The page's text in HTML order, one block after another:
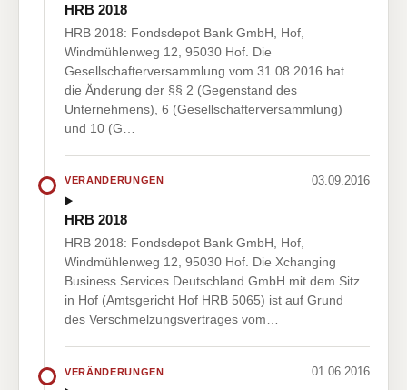
HRB 2018
HRB 2018: Fondsdepot Bank GmbH, Hof,
Windmühlenweg 12, 95030 Hof. Die
Gesellschafterversammlung vom 31.08.2016 hat
die Änderung der §§ 2 (Gegenstand des
Unternehmens), 6 (Gesellschafterversammlung)
und 10 (G…
VERÄNDERUNGEN 03.09.2016
HRB 2018
HRB 2018: Fondsdepot Bank GmbH, Hof,
Windmühlenweg 12, 95030 Hof. Die Xchanging
Business Services Deutschland GmbH mit dem Sitz
in Hof (Amtsgericht Hof HRB 5065) ist auf Grund
des Verschmelzungsvertrages vom…
VERÄNDERUNGEN 01.06.2016